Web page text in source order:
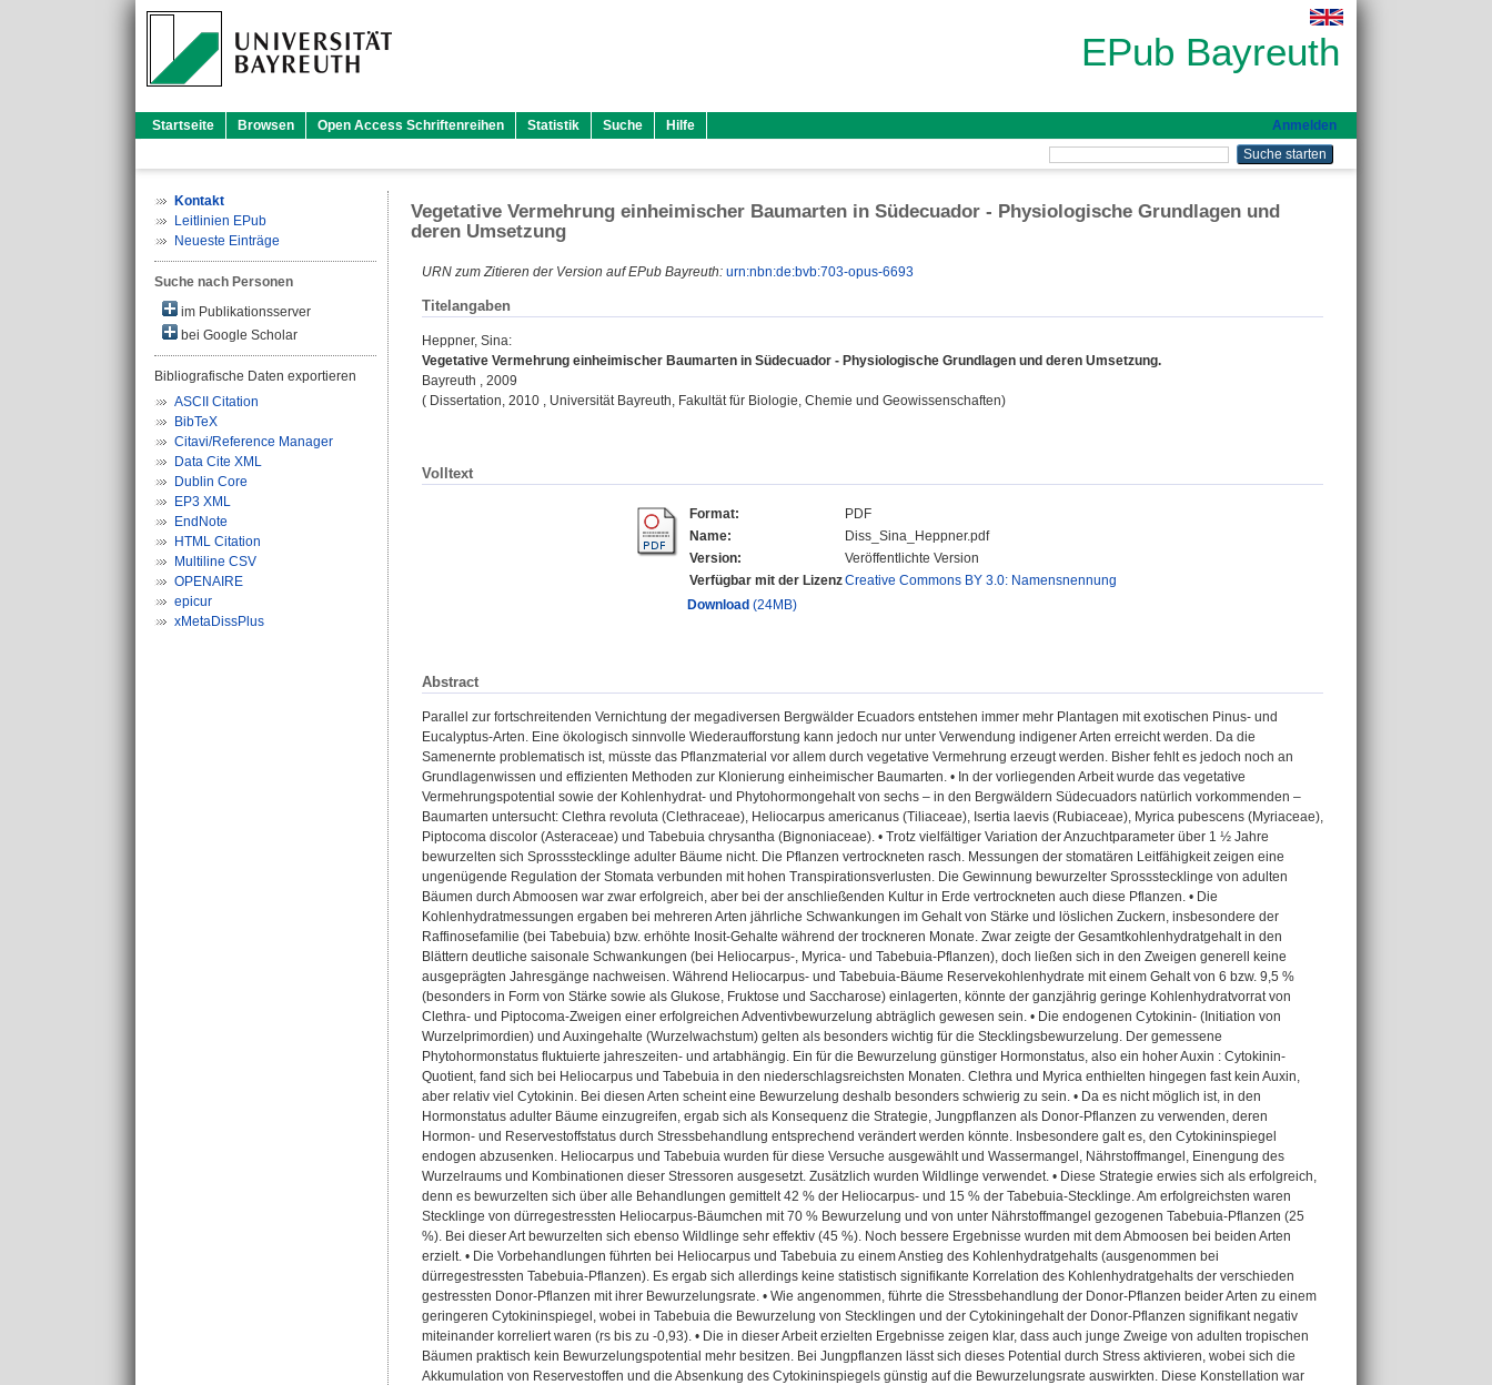
EPub Bayreuth
Startseite Browsen Open Access Schriftenreihen Statistik Suche Hilfe Anmelden
Kontakt
Leitlinien EPub
Neueste Einträge
Suche nach Personen
im Publikationsserver
bei Google Scholar
Bibliografische Daten exportieren
ASCII Citation
BibTeX
Citavi/Reference Manager
Data Cite XML
Dublin Core
EP3 XML
EndNote
HTML Citation
Multiline CSV
OPENAIRE
epicur
xMetaDissPlus
Vegetative Vermehrung einheimischer Baumarten in Südecuador - Physiologische Grundlagen und
deren Umsetzung
URN zum Zitieren der Version auf EPub Bayreuth: urn:nbn:de:bvb:703-opus-6693
Titelangaben
Heppner, Sina:
Vegetative Vermehrung einheimischer Baumarten in Südecuador - Physiologische Grundlagen und deren Umsetzung.
Bayreuth , 2009
( Dissertation, 2010 , Universität Bayreuth, Fakultät für Biologie, Chemie und Geowissenschaften)
Volltext
Format:
PDF
Name:
Diss_Sina_Heppner.pdf
Version:
Veröffentlichte Version
Verfügbar mit der LizenzCreative Commons BY 3.0: Namensnennung
Download (24MB)
Abstract
Parallel zur fortschreitenden Vernichtung der megadiversen Bergwälder Ecuadors entstehen immer mehr Plantagen mit exotischen Pinus- und
Eucalyptus-Arten. Eine ökologisch sinnvolle Wiederaufforstung kann jedoch nur unter Verwendung indigener Arten erreicht werden. Da die
Samenernte problematisch ist, müsste das Pflanzmaterial vor allem durch vegetative Vermehrung erzeugt werden. Bisher fehlt es jedoch noch an
Grundlagenwissen und effizienten Methoden zur Klonierung einheimischer Baumarten. • In der vorliegenden Arbeit wurde das vegetative
Vermehrungspotential sowie der Kohlenhydrat- und Phytohormongehalt von sechs – in den Bergwäldern Südecuadors natürlich vorkommenden –
Baumarten untersucht: Clethra revoluta (Clethraceae), Heliocarpus americanus (Tiliaceae), Isertia laevis (Rubiaceae), Myrica pubescens (Myriaceae),
Piptocoma discolor (Asteraceae) und Tabebuia chrysantha (Bignoniaceae). • Trotz vielfältiger Variation der Anzuchtparameter über 1 ½ Jahre
bewurzelten sich Sprossstecklinge adulter Bäume nicht. Die Pflanzen vertrockneten rasch. Messungen der stomatären Leitfähigkeit zeigen eine
ungenügende Regulation der Stomata verbunden mit hohen Transpirationsverlusten. Die Gewinnung bewurzelter Sprossstecklinge von adulten
Bäumen durch Abmoosen war zwar erfolgreich, aber bei der anschließenden Kultur in Erde vertrockneten auch diese Pflanzen. • Die
Kohlenhydratmessungen ergaben bei mehreren Arten jährliche Schwankungen im Gehalt von Stärke und löslichen Zuckern, insbesondere der
Raffinosefamilie (bei Tabebuia) bzw. erhöhte Inosit-Gehalte während der trockneren Monate. Zwar zeigte der Gesamtkohlenhydratgehalt in den
Blättern deutliche saisonale Schwankungen (bei Heliocarpus-, Myrica- und Tabebuia-Pflanzen), doch ließen sich in den Zweigen generell keine
ausgeprägten Jahresgänge nachweisen. Während Heliocarpus- und Tabebuia-Bäume Reservekohlenhydrate mit einem Gehalt von 6 bzw. 9,5 %
(besonders in Form von Stärke sowie als Glukose, Fruktose und Saccharose) einlagerten, könnte der ganzjährig geringe Kohlenhydratvorrat von
Clethra- und Piptocoma-Zweigen einer erfolgreichen Adventivbewurzelung abträglich gewesen sein. • Die endogenen Cytokinin- (Initiation von
Wurzelprimordien) und Auxingehalte (Wurzelwachstum) gelten als besonders wichtig für die Stecklingsbewurzelung. Der gemessene
Phytohormonstatus fluktuierte jahreszeiten- und artabhängig. Ein für die Bewurzelung günstiger Hormonstatus, also ein hoher Auxin : Cytokinin-
Quotient, fand sich bei Heliocarpus und Tabebuia in den niederschlagsreichsten Monaten. Clethra und Myrica enthielten hingegen fast kein Auxin,
aber relativ viel Cytokinin. Bei diesen Arten scheint eine Bewurzelung deshalb besonders schwierig zu sein. • Da es nicht möglich ist, in den
Hormonstatus adulter Bäume einzugreifen, ergab sich als Konsequenz die Strategie, Jungpflanzen als Donor-Pflanzen zu verwenden, deren
Hormon- und Reservestoffstatus durch Stressbehandlung entsprechend verändert werden könnte. Insbesondere galt es, den Cytokininspiegel
endogen abzusenken. Heliocarpus und Tabebuia wurden für diese Versuche ausgewählt und Wassermangel, Nährstoffmangel, Einengung des
Wurzelraums und Kombinationen dieser Stressoren ausgesetzt. Zusätzlich wurden Wildlinge verwendet. • Diese Strategie erwies sich als erfolgreich,
denn es bewurzelten sich über alle Behandlungen gemittelt 42 % der Heliocarpus- und 15 % der Tabebuia-Stecklinge. Am erfolgreichsten waren
Stecklinge von dürregestressten Heliocarpus-Bäumchen mit 70 % Bewurzelung und von unter Nährstoffmangel gezogenen Tabebuia-Pflanzen (25
%). Bei dieser Art bewurzelten sich ebenso Wildlinge sehr effektiv (45 %). Noch bessere Ergebnisse wurden mit dem Abmoosen bei beiden Arten
erzielt. • Die Vorbehandlungen führten bei Heliocarpus und Tabebuia zu einem Anstieg des Kohlenhydratgehalts (ausgenommen bei
dürregestressten Tabebuia-Pflanzen). Es ergab sich allerdings keine statistisch signifikante Korrelation des Kohlenhydratgehalts der verschieden
gestressten Donor-Pflanzen mit ihrer Bewurzelungsrate. • Wie angenommen, führte die Stressbehandlung der Donor-Pflanzen beider Arten zu einem
geringeren Cytokininspiegel, wobei in Tabebuia die Bewurzelung von Stecklingen und der Cytokiningehalt der Donor-Pflanzen signifikant negativ
miteinander korreliert waren (rs bis zu -0,93). • Die in dieser Arbeit erzielten Ergebnisse zeigen klar, dass auch junge Zweige von adulten tropischen
Bäumen praktisch kein Bewurzelungspotential mehr besitzen. Bei Jungpflanzen lässt sich dieses Potential durch Stress aktivieren, wobei sich die
Akkumulation von Reservestoffen und die Absenkung des Cytokininspiegels günstig auf die Bewurzelungsrate auswirkten. Diese Konstellation war